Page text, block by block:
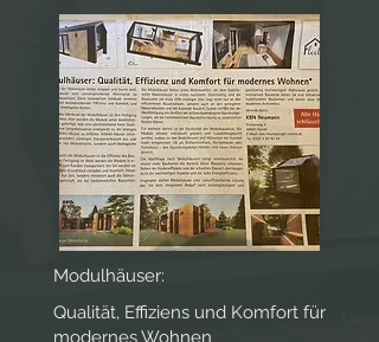
Modulhäuser:
Qualität, Effiziens und Komfort für
modernes Wohnen